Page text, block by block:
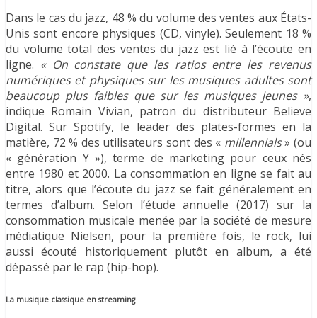
Dans le cas du jazz, 48 % du volume des ventes aux États-
Unis sont encore physiques (CD, vinyle). Seulement 18 %
du volume total des ventes du jazz est lié à l’écoute en
ligne. « On constate que les ratios entre les revenus
numériques et physiques sur les musiques adultes sont
beaucoup plus faibles que sur les musiques jeunes »,
indique Romain Vivian, patron du distributeur Believe
Digital. Sur Spotify, le leader des plates-formes en la
matière, 72 % des utilisateurs sont des « millennials» (ou
« génération Y »), terme de marketing pour ceux nés
entre 1980 et 2000. La consommation en ligne se fait au
titre, alors que l’écoute du jazz se fait généralement en
termes d’album. Selon l’étude annuelle (2017) sur la
consommation musicale menée par la société de mesure
médiatique Nielsen, pour la première fois, le rock, lui
aussi écouté historiquement plutôt en album, a été
dépassé par le rap (hip-hop).
La musique classique en streaming